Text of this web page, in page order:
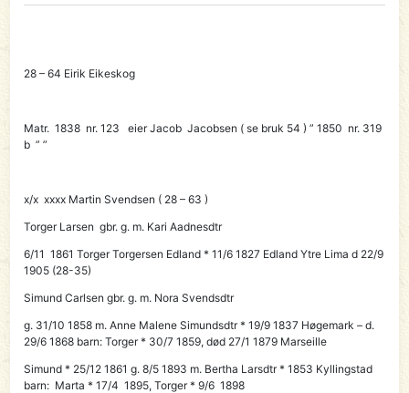
28 – 64 Eirik Eikeskog
Matr. 1838 nr. 123 eier Jacob Jacobsen ( se bruk 54 ) ” 1850 nr. 319
b ” ”
x/x xxxx Martin Svendsen ( 28 – 63 )
Torger Larsen gbr. g. m. Kari Aadnesdtr
6/11 1861Torger Torgersen Edland * 11/6 1827 Edland Ytre Lima d 22/9
1905 (28-35)
Simund Carlsen gbr. g. m. Nora Svendsdtr
g. 31/10 1858 m. Anne Malene Simundsdtr * 19/9 1837 Høgemark – d.
29/6 1868 barn: Torger * 30/7 1859, død 27/1 1879 Marseille
Simund * 25/12 1861 g. 8/5 1893 m. Bertha Larsdtr * 1853 Kyllingstad
barn: Marta * 17/4 1895, Torger * 9/6 1898